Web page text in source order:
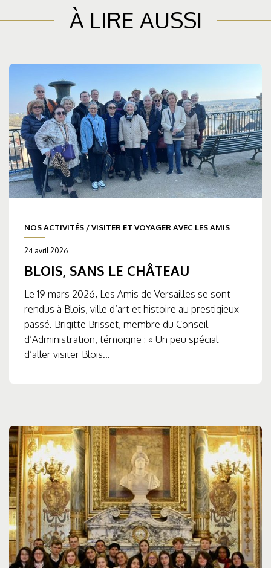
À LIRE AUSSI
NOS ACTIVITÉS /VISITER ET VOYAGER AVEC LES AMIS
24 avril 2026
BLOIS, SANS LE CHÂTEAU
Le 19 mars 2026, Les Amis de Versailles se sont
rendus à Blois, ville d’art et histoire au prestigieux
passé. Brigitte Brisset, membre du Conseil
d’Administration, témoigne : « Un peu spécial
d’aller visiter Blois...